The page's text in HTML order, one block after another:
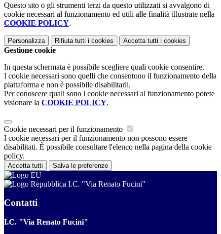
Questo sito o gli strumenti terzi da questo utilizzati si avvalgono di
cookie necessari al funzionamento ed utili alle finalità illustrate nella
COOKIE POLICY.
Personalizza Rifiuta tutti i cookies Accetta tutti i cookies
Gestione cookie
In questa schermata è possibile scegliere quali cookie consentire.
I cookie necessari sono quelli che consentono il funzionamento della
piattaforma e non è possibile disabilitarli.
Per conoscere quali sono i cookie necessari al funzionamento potete
visionare la COOKIE POLICY.
Cookie necessari per il funzionamento
I cookie necessari per il funzionamento non possono essere
disabilitati. È possibile consultare l'elenco nella pagina della cookie
policy.
Accetta tutti Salva le preferenze
I.C. "Via Renato Fucini"
Contatti
I.C. "Via Renato Fucini"